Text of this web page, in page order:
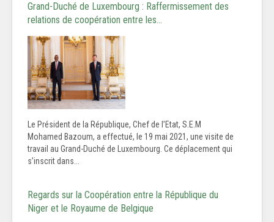
Grand-Duché de Luxembourg : Raffermissement des
relations de coopération entre les…
Le Président de la République, Chef de l’Etat, S.E.M
Mohamed Bazoum, a effectué, le 19 mai 2021, une visite de
travail au Grand-Duché de Luxembourg. Ce déplacement qui
s’inscrit dans...
Regards sur la Coopération entre la République du
Niger et le Royaume de Belgique